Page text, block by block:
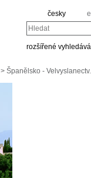
česky
Hledat
rozšířené
> Španělsko -